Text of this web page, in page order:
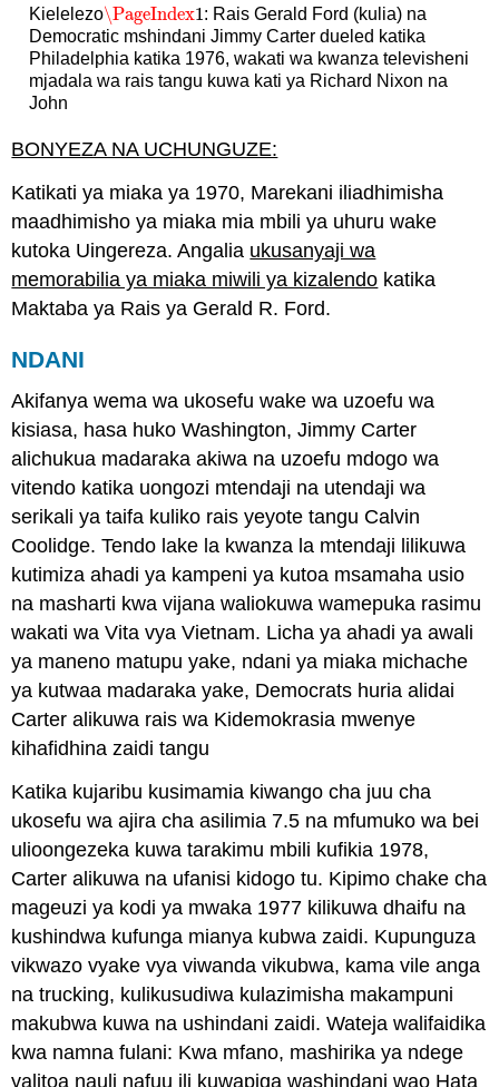
Kielelezo\PageIndex1
\PageIndex1: Rais Gerald Ford (kulia) na
Democratic mshindani Jimmy Carter dueled katika
Philadelphia katika 1976, wakati wa kwanza televisheni
mjadala wa rais tangu kuwa kati ya Richard Nixon na
John
BONYEZA NA UCHUNGUZE:
Katikati ya miaka ya 1970, Marekani iliadhimisha
maadhimisho ya miaka mia mbili ya uhuru wake
kutoka Uingereza. Angalia ukusanyaji wa
memorabilia ya miaka miwili ya kizalendo katika
Maktaba ya Rais ya Gerald R. Ford.
NDANI
Akifanya wema wa ukosefu wake wa uzoefu wa
kisiasa, hasa huko Washington, Jimmy Carter
alichukua madaraka akiwa na uzoefu mdogo wa
vitendo katika uongozi mtendaji na utendaji wa
serikali ya taifa kuliko rais yeyote tangu Calvin
Coolidge. Tendo lake la kwanza la mtendaji lilikuwa
kutimiza ahadi ya kampeni ya kutoa msamaha usio
na masharti kwa vijana waliokuwa wamepuka rasimu
wakati wa Vita vya Vietnam. Licha ya ahadi ya awali
ya maneno matupu yake, ndani ya miaka michache
ya kutwaa madaraka yake, Democrats huria alidai
Carter alikuwa rais wa Kidemokrasia mwenye
kihafidhina zaidi tangu
Katika kujaribu kusimamia kiwango cha juu cha
ukosefu wa ajira cha asilimia 7.5 na mfumuko wa bei
ulioongezeka kuwa tarakimu mbili kufikia 1978,
Carter alikuwa na ufanisi kidogo tu. Kipimo chake cha
mageuzi ya kodi ya mwaka 1977 kilikuwa dhaifu na
kushindwa kufunga mianya kubwa zaidi. Kupunguza
vikwazo vyake vya viwanda vikubwa, kama vile anga
na trucking, kulikusudiwa kulazimisha makampuni
makubwa kuwa na ushindani zaidi. Wateja walifaidika
kwa namna fulani: Kwa mfano, mashirika ya ndege
yalitoa nauli nafuu ili kuwapiga washindani wao Hata